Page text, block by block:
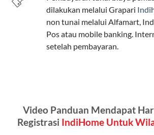
Salah satu fitur unggulan Telkomsel
Kuota Keluarga. Dengan kuota
bisa membagikan internet kepada
atau teman tanpa perlu khawatir
Admin (pelanggan utama) dan
dilakukan melalui Grapari
non tunai melalui Alfamart,
Pos atau mobile banking.
setelah pembayaran.
Video Panduan Mendapat
Registrasi IndiHome Untuk